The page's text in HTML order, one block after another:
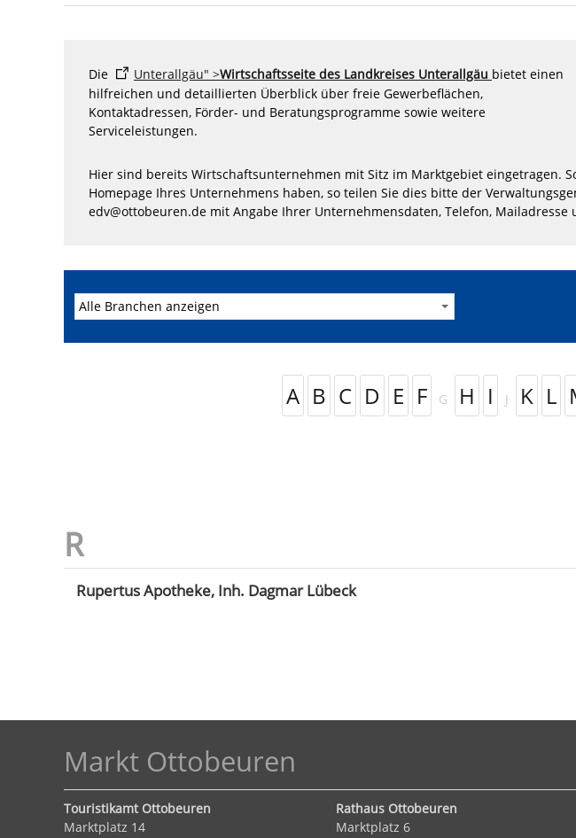
Die Unterallgäu" >Wirtschaftsseite des Landkreises Unterallgäu bietet einen
hilfreichen und detaillierten Überblick über freie Gewerbeflächen,
Kontaktadressen, Förder- und Beratungsprogramme sowie weitere
Serviceleistungen.
Hier sind bereits Wirtschaftsunternehmen mit Sitz im Marktgebiet eingetragen.
Homepage Ihres Unternehmens haben, so teilen Sie dies bitte der
edv@ottobeuren.de mit Angabe Ihrer Unternehmensdaten, Telefon, Mailadresse
A B C D E F G H I J K L
Rupertus Apotheke, Inh. Dagmar Lübeck
Markt Ottobeuren
Touristikamt Ottobeuren
Marktplatz 14
Rathaus Ottobeuren
Marktplatz 6